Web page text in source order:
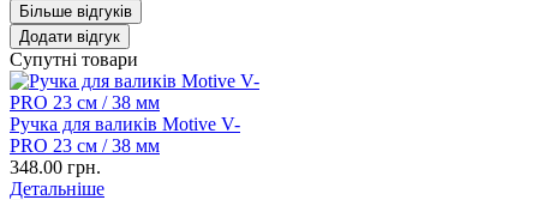
Більше відгуків
Додати відгук
Супутні товари
Ручка для валиків Motive V-
PRO 23 см / 38 мм
348.00 грн.
Детальніше